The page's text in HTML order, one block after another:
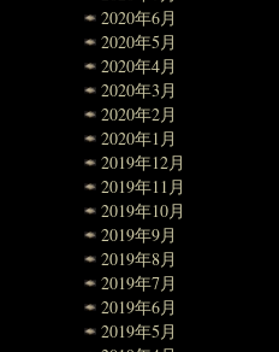
2020年6月
2020年5月
2020年4月
2020年3月
2020年2月
2020年1月
2019年12月
2019年11月
2019年10月
2019年9月
2019年8月
2019年7月
2019年6月
2019年5月